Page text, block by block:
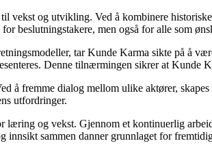
og utvikling. Ved å kombinere
beslutningstakere, men også for alle som
tar Kunde Karma sikte på å
Denne tilnærmingen sikrer at Kunde
å fremme dialog mellom ulike aktører,
utfordringer.
læring og vekst. Gjennom et kontinuerlig
sammen danner grunnlaget for